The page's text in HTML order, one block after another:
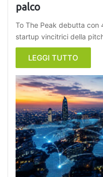
palco
To The Peak debutta con
startup vincitrici della
LEGGI TUTTO